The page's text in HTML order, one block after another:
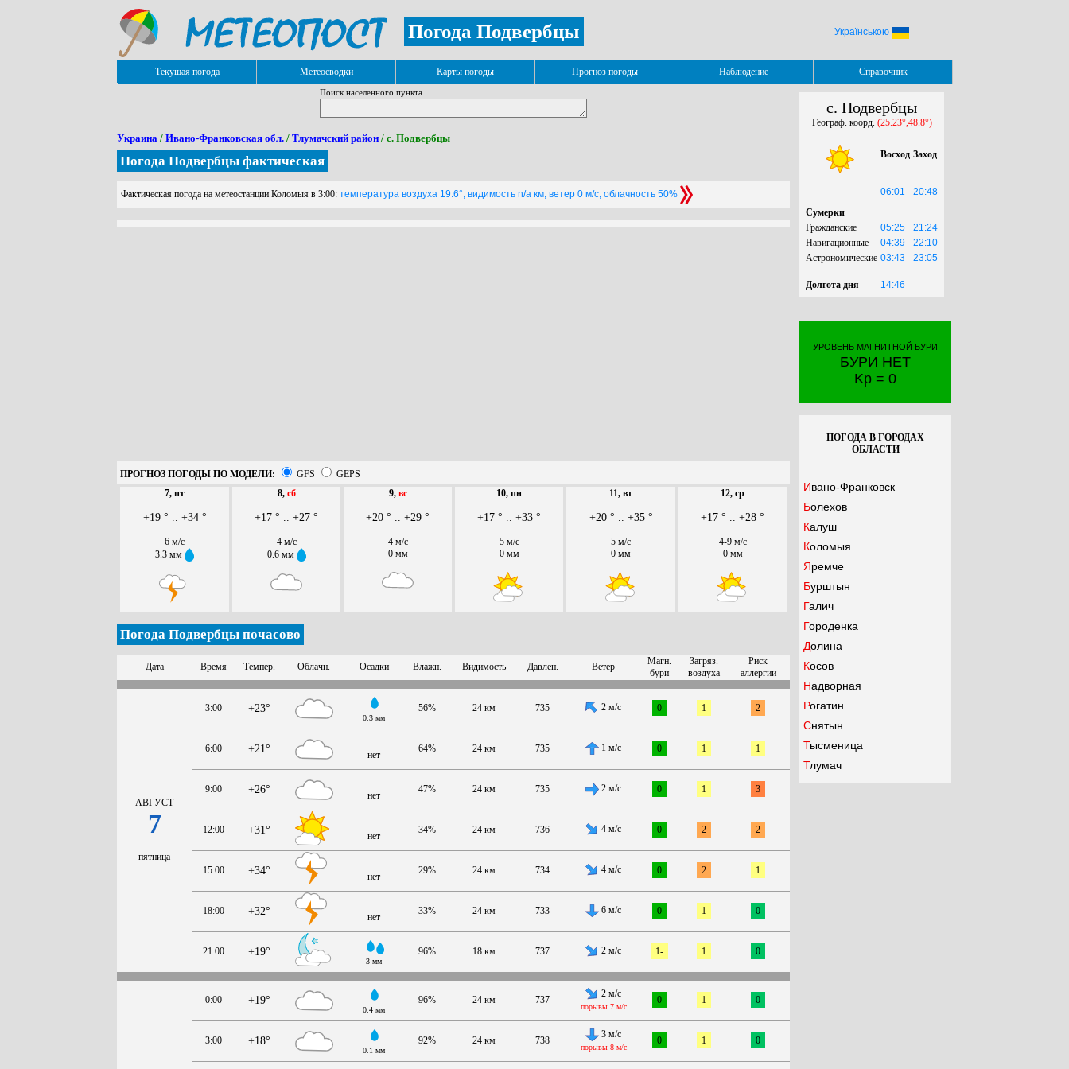
Погода Подвербцы Українською
Текущая погода Метеосводки Карты погоды Прогноз погоды Наблюдение Справочник
Поиск населенного пункта
Украина / Ивано-Франковская обл. / Тлумачский район / с. Подвербцы
Погода Подвербцы фактическая
Фактическая погода на метеостанции Коломыя в 3:00: температура воздуха 19.6°, видимость n/a км, ветер 0 м/с, облачность 50%
ПРОГНОЗ ПОГОДЫ ПО МОДЕЛИ: GFS
GEPS
7, пт
+19 ° .. +34 °
6 м/с
3.3 мм
8, сб
+17 ° .. +27 °
4 м/с
0.6 мм
9, вс
+20 ° .. +29 °
4 м/с
0 мм
10, пн
+17 ° .. +33 °
5 м/с
0 мм
11, вт
+20 ° .. +35 °
5 м/с
0 мм
12, ср
+17 ° .. +28 °
4-9 м/с
0 мм
Погода Подвербцы почасово
Дата Время Темпер. Облачн. Осадки Влажн. Видимость Давлен. Ветер
Магн.
бури
Загряз.
воздуха
Риск
аллергии
АВГУСТ
7
пятница
3:00 +23°
0.3 мм
56% 24 км 735 2 м/с 0 1 2
6:00 +21° нет
64% 24 км 735 1 м/с 0 1 1
9:00 +26° нет
47% 24 км 735 2 м/с 0 1 3
12:00 +31° нет
34% 24 км 736 4 м/с 0 2 2
15:00 +34° нет
29% 24 км 734 4 м/с 0 2 1
18:00 +32° нет
33% 24 км 733 6 м/с 0 1 0
21:00 +19°
3 мм
96% 18 км 737 2 м/с 1- 1 0
0:00 +19°
0.4 мм
96% 24 км 737
2 м/с
порывы 7 м/с
0 1 0
3:00 +18°
0.1 мм
92% 24 км 738
3 м/с
порывы 8 м/с
0 1 0
с. Подвербцы
Географ. коорд. (25.23°,48.8°)
Восход Заход
06:01
20:48
Сумерки
Гражданские
05:25
21:24
Навигационные
04:39
22:10
Астрономические 03:43 23:05
Долгота дня 14:46
УРОВЕНЬ МАГНИТНОЙ БУРИ
БУРИ НЕТ
Kp = 0
ПОГОДА В ГОРОДАХ
ОБЛАСТИ
Ивано-Франковск
Болехов
Калуш
Коломыя
Яремче
Бурштын
Галич
Городенка
Долина
Косов
Надворная
Рогатин
Снятын
Тысменица
Тлумач